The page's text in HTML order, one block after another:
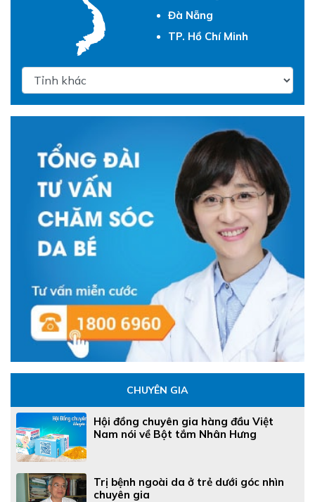
Đà Nẵng
TP. Hồ Chí Minh
CHUYÊN GIA
Hội đồng chuyên gia hàng đầu Việt
Nam nói về Bột tắm Nhân Hưng
Trị bệnh ngoài da ở trẻ dưới góc nhìn
chuyên gia